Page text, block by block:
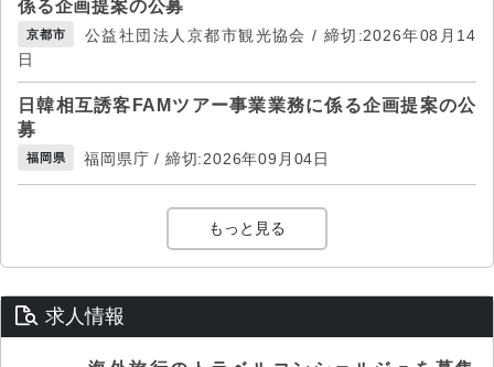
係る企画提案の公募
京都市
公益社団法人京都市観光協会 / 締切:2026年08月14
日
日韓相互誘客FAMツアー事業業務に係る企画提案の公
募
福岡県 福岡県庁 / 締切:2026年09月04日
もっと見る
求人情報